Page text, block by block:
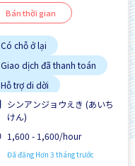
Bán thời gian
Có chỗ ở lại
Giao dịch đã thanh toán
Hỗ trợ di dời
Ký túc xá được bảo hiểm
một phần
Ưu tiên nam giới
Ưu tiên nữ giới
シンアンジョウえき (あいち
けん)
1,600 - 1,600/hour
Đã đăng Hơn 3 tháng trước